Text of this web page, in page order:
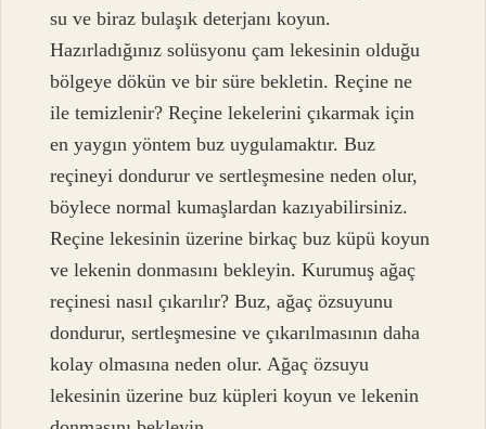
su ve biraz bulaşık deterjanı koyun.
Hazırladığınız solüsyonu çam lekesinin olduğu
bölgeye dökün ve bir süre bekletin. Reçine ne
ile temizlenir? Reçine lekelerini çıkarmak için
en yaygın yöntem buz uygulamaktır. Buz
reçineyi dondurur ve sertleşmesine neden olur,
böylece normal kumaşlardan kazıyabilirsiniz.
Reçine lekesinin üzerine birkaç buz küpü koyun
ve lekenin donmasını bekleyin. Kurumuş ağaç
reçinesi nasıl çıkarılır? Buz, ağaç özsuyunu
dondurur, sertleşmesine ve çıkarılmasının daha
kolay olmasına neden olur. Ağaç özsuyu
lekesinin üzerine buz küpleri koyun ve lekenin